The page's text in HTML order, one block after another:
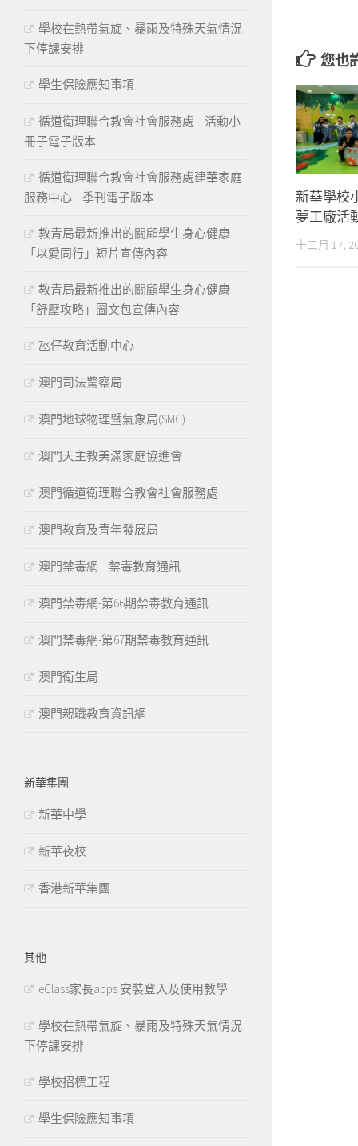
您也
新華學校
夢工廠活
十二月 17,
學校在熱帶氣旋、暴雨及特殊天氣情況
下停課安排
學生保險應知事項
循道衛理聯合教會社會服務處 – 活動小
冊子電子版本
循道衛理聯合教會社會服務處建華家庭
服務中心 – 季刊電子版本
教青局最新推出的關顧學生身心健康
「以愛同行」短片宣傳內容
教青局最新推出的關顧學生身心健康
「舒壓攻略」圖文包宣傳內容
氹仔教育活動中心
澳門司法驚察局
澳門地球物理暨氣象局(SMG)
澳門天主教美滿家庭協進會
澳門循道衛理聯合教會社會服務處
澳門教育及青年發展局
澳門禁毒網 – 禁毒教育通訊
澳門禁毒網-第66期禁毒教育通訊
澳門禁毒網-第67期禁毒教育通訊
澳門衛生局
澳門親職教育資訊網
新華集團
新華中學
新華夜校
香港新華集團
其他
eClass家長apps 安裝登入及使用教學
學校在熱帶氣旋、暴雨及特殊天氣情況
下停課安排
學校招標工程
學生保險應知事項